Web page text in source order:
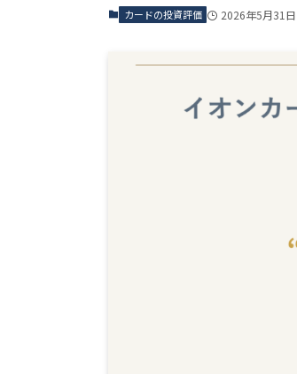
カードの投資評価 2026年5月31日